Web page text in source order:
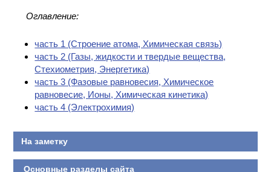
Оглавление:
часть 1 (Cтроение атома, Химическая связь)
часть 2 (Газы, жидкости и твердые вещества,
Стехиометрия, Энергетика)
часть 3 (Фазовые равновесия, Химическое
равновесие, Ионы, Химическая кинетика)
часть 4 (Электрохимия)
На заметку
Основные разделы сайта